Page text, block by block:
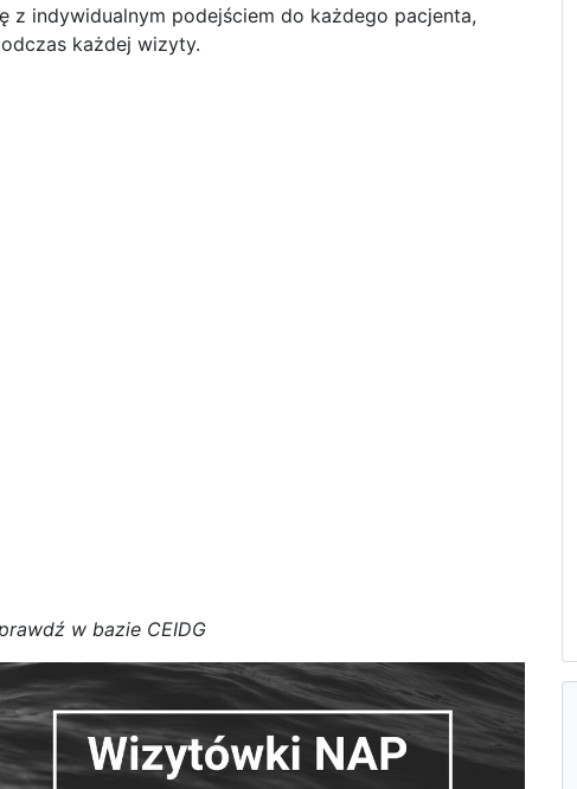
z indywidualnym podejściem do każdego pacjenta,
każdej wizyty.
rawdź w bazie CEIDG